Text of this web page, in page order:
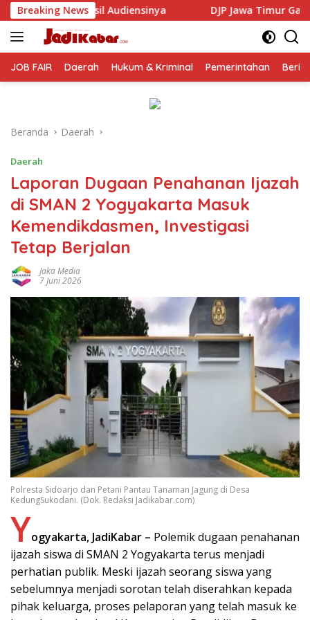
Langsung
ke
konten
Breaking NewsDJP Jawa Timur Gandeng GP Ansor Tingkatkan
JOB FAIR Daerah Hukum & Kriminal Pemerintahan
Beranda Daerah
Daerah
Laporan Dugaan Penahanan Ijazah
di SMAN 2 Yogyakarta Masuk
Kemendikdasmen, Investigasi
Tetap Berjalan
Jaka Media
7 Juni 2026
Polresta Sidoarjo dan Petani Pantau Tanaman Jagung di Desa
KedungSukodani. (Dok. Redaksi Jadikabar.com)
Yogyakarta, JadiKabar – Polemik dugaan penahanan
ijazah siswa di SMAN 2 Yogyakarta terus menjadi
perhatian publik. Meski ijazah seorang siswa yang
sebelumnya menjadi sorotan telah diserahkan kepada
pihak keluarga, proses pelaporan yang telah masuk ke